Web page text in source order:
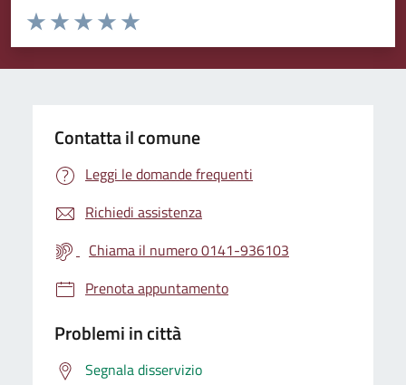
Valuta da 1 a 5 stelle la pagina
Valuta 5 stelle su 5
Valuta 4 stelle su 5
Valuta 3 stelle su 5
Valuta 2 stelle su 5
Valuta 1 stelle su 5
Contatta il comune
Leggi le domande frequenti
Richiedi assistenza
Chiama il numero 0141-936103
Prenota appuntamento
Problemi in città
Segnala disservizio